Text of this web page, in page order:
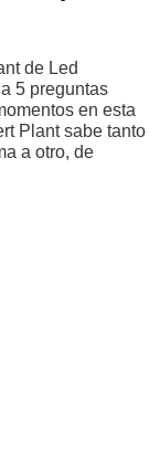
de Led
5 preguntas
en esta
Plant sabe tanto
a otro, de